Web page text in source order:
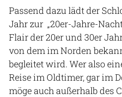
Passend dazu lädt der
Jahr zur „20er-Jahre-
Flair der 20er und 30er
von dem im Norden
begleitet wird. Wer also
Reise im Oldtimer, gar im
möge auch außerhalb des